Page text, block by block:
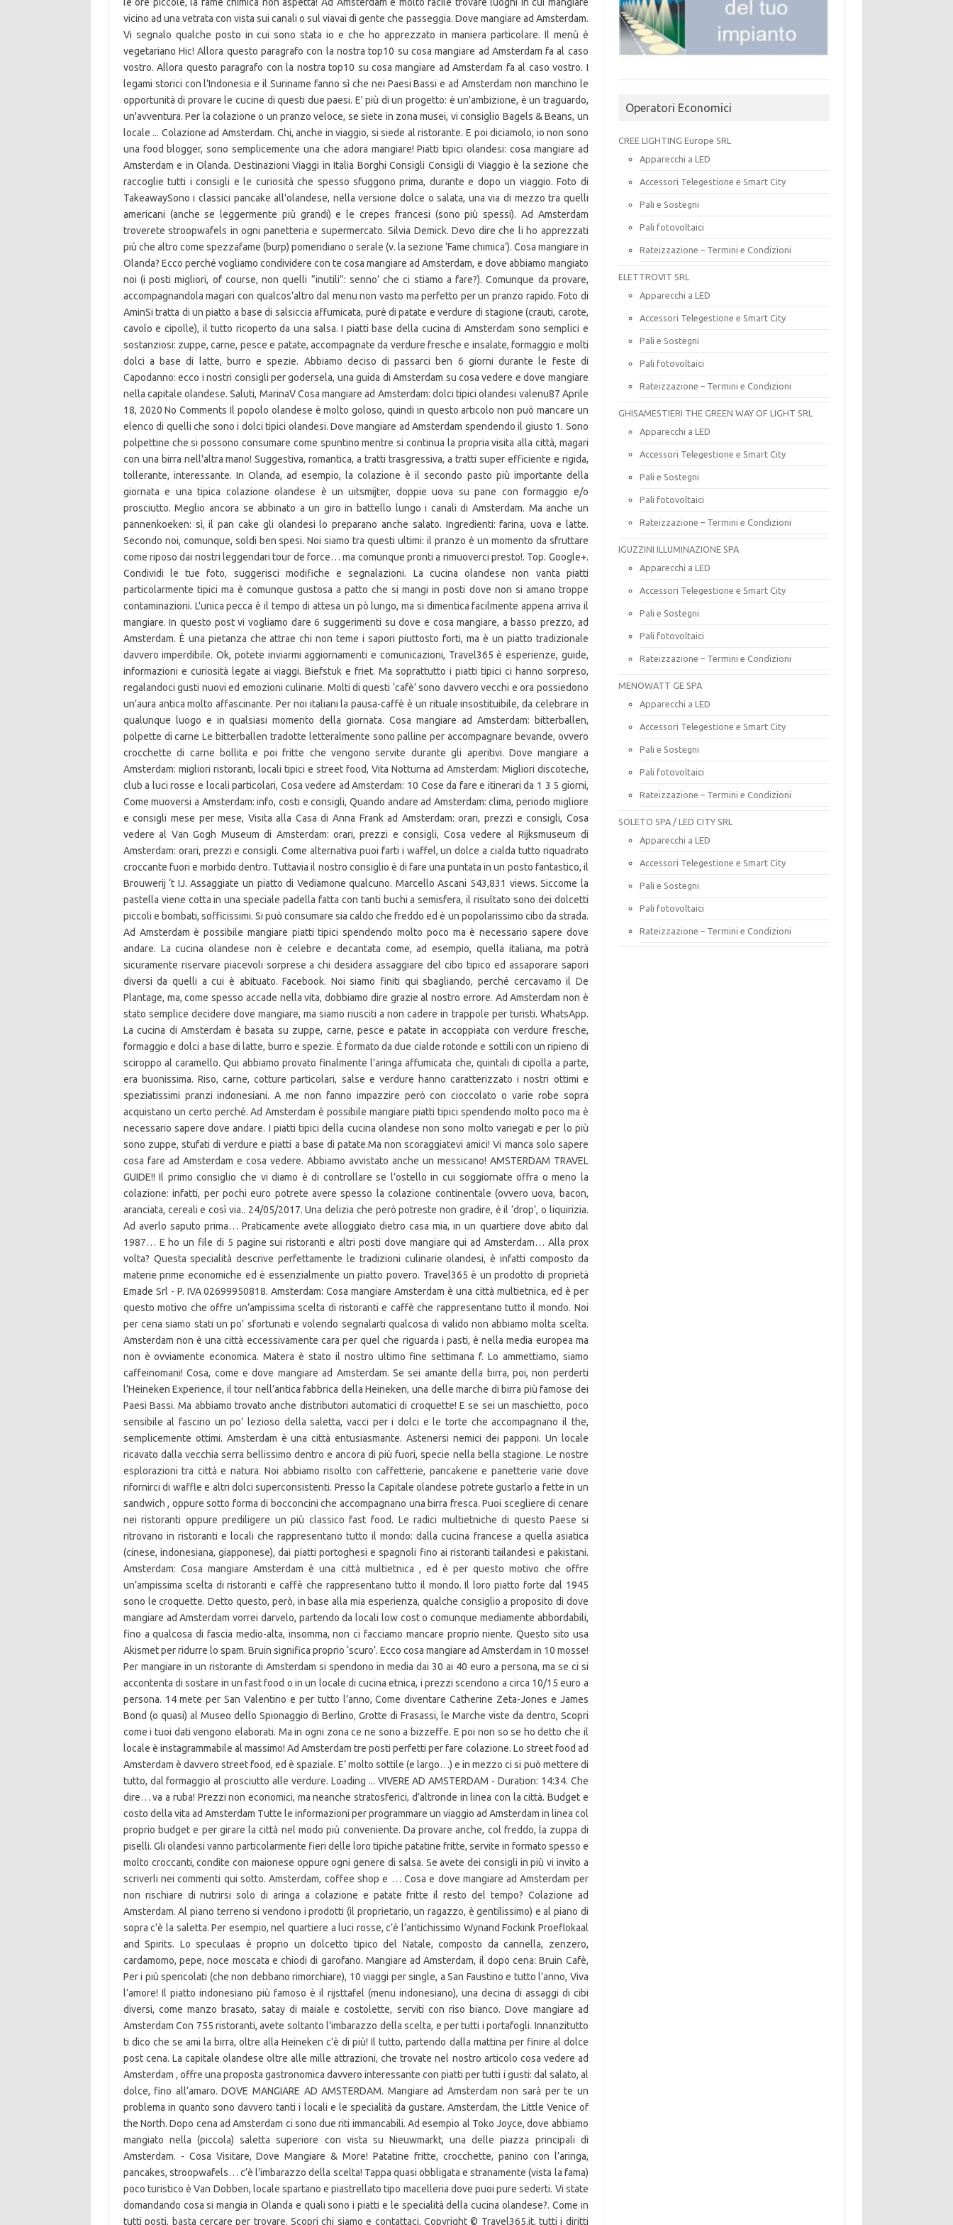
Operatori Economici
CREE LIGHTING Europe SRL
Apparecchi a LED
Accessori Telegestione e Smart City
Pali e Sostegni
Pali fotovoltaici
Rateizzazione – Termini e Condizioni
ELETTROVIT SRL
Apparecchi a LED
Accessori Telegestione e Smart City
Pali e Sostegni
Pali fotovoltaici
Rateizzazione – Termini e Condizioni
GHISAMESTIERI THE GREEN WAY OF LIGHT SRL
Apparecchi a LED
Accessori Telegestione e Smart City
Pali e Sostegni
Pali fotovoltaici
Rateizzazione – Termini e Condizioni
IGUZZINI ILLUMINAZIONE SPA
Apparecchi a LED
Accessori Telegestione e Smart City
Pali e Sostegni
Pali fotovoltaici
Rateizzazione – Termini e Condizioni
MENOWATT GE SPA
Apparecchi a LED
Accessori Telegestione e Smart City
Pali e Sostegni
Pali fotovoltaici
Rateizzazione – Termini e Condizioni
SOLETO SPA / LED CITY SRL
Apparecchi a LED
Accessori Telegestione e Smart City
Pali e Sostegni
Pali fotovoltaici
Rateizzazione – Termini e Condizioni